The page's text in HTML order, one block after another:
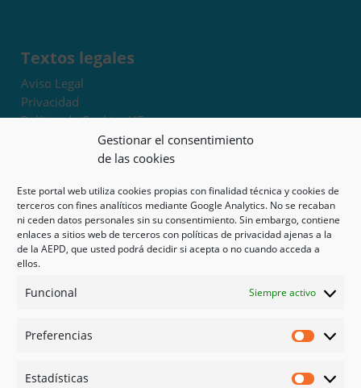
Gestionar el consentimiento
de las cookies
Este portal web utiliza cookies propias con finalidad técnica y cookies de
terceros con fines analíticos mediante Google Analytics. No se recaban
ni ceden datos personales sin su consentimiento. Sin embargo, contiene
enlaces a sitios web de terceros con políticas de privacidad ajenas a la
de la AEPD, que usted podrá decidir si acepta o no cuando acceda a
ellos.
Funcional Siempre activo
Preferencias
Estadísticas
Textos legales
Aviso Legal
Privacidad
Política de Cookies UE
Términos y condiciones
Exoneración de responsabilidad
Mapa del sitio
Mi cuenta
Tienda
Psicología en Murcia
Guías
Redes sociales
Instagram